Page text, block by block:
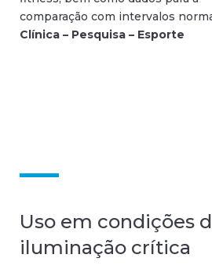
comparação com intervalos
Clínica – Pesquisa – Esporte
Uso em condições
iluminação crítica